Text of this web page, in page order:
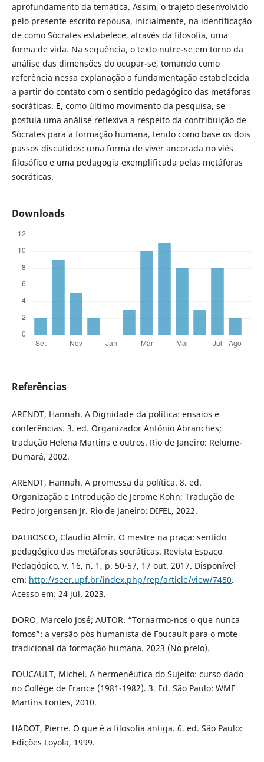
aprofundamento da temática. Assim, o trajeto desenvolvido
pelo presente escrito repousa, inicialmente, na identificação
de como Sócrates estabelece, através da filosofia, uma
forma de vida. Na sequência, o texto nutre-se em torno da
análise das dimensões do ocupar-se, tomando como
referência nessa explanação a fundamentação estabelecida
a partir do contato com o sentido pedagógico das metáforas
socráticas. E, como último movimento da pesquisa, se
postula uma análise reflexiva a respeito da contribuição de
Sócrates para a formação humana, tendo como base os dois
passos discutidos: uma forma de viver ancorada no viés
filosófico e uma pedagogia exemplificada pelas metáforas
socráticas.
Downloads
Referências
ARENDT, Hannah. A Dignidade da política: ensaios e
conferências. 3. ed. Organizador Antônio Abranches;
tradução Helena Martins e outros. Rio de Janeiro: Relume-
Dumará, 2002.
ARENDT, Hannah. A promessa da política. 8. ed.
Organização e Introdução de Jerome Kohn; Tradução de
Pedro Jorgensen Jr. Rio de Janeiro: DIFEL, 2022.
DALBOSCO, Claudio Almir. O mestre na praça: sentido
pedagógico das metáforas socráticas. Revista Espaço
Pedagógico, v. 16, n. 1, p. 50-57, 17 out. 2017. Disponível
em: http://seer.upf.br/index.php/rep/article/view/7450.
Acesso em: 24 jul. 2023.
DORO, Marcelo José; AUTOR. “Tornarmo-nos o que nunca
fomos”: a versão pós humanista de Foucault para o mote
tradicional da formação humana. 2023 (No prelo).
FOUCAULT, Michel. A hermenêutica do Sujeito: curso dado
no Collège de France (1981-1982). 3. Ed. São Paulo: WMF
Martins Fontes, 2010.
HADOT, Pierre. O que é a filosofia antiga. 6. ed. São Paulo:
Edições Loyola, 1999.